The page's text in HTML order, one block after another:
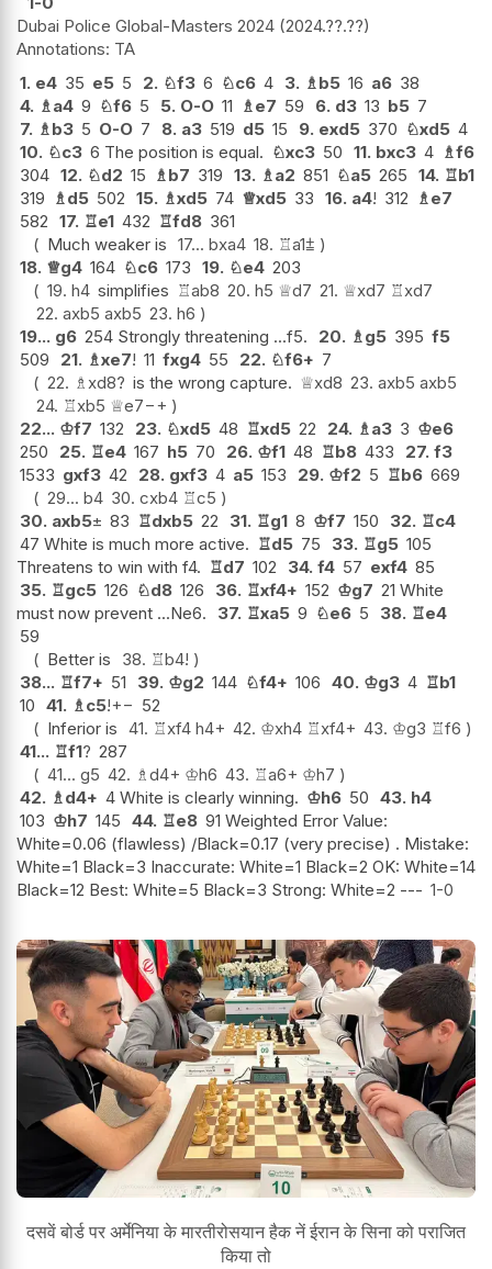
Dubai Police Global-Masters 2024 2024.??.??
TA
1. e4 35 e5 5 2. ♘f3 6 ♘c6 4 3. ♗b5 16 a6 38
4. ♗a4 9 ♘f6 5 5. O-O 11 ♗e7 59 6. d3 13 b5 7
7. ♗b3 5 O-O 7 8. a3 519 d5 15 9. exd5 370 ♘xd5 4
10. ♘c3 6 The position is equal. ♘xc3 50 11. bxc3 4 ♗f6
304 12. ♘d2 15 ♗b7 319 13. ♗a2 851 ♘a5 265 14. ♖b1
319 ♗d5 502 15. ♗xd5 74 ♕xd5 33 16. a4! 312 ♗e7
582 17. ♖e1 432 ♖fd8 361
Much weaker is 17... bxa4 18. ♖a1⩲
18. ♕g4 164 ♘c6 173 19. ♘e4 203
19. h4 simplifies ♖ab8 20. h5 ♕d7 21. ♕xd7 ♖xd7
22. axb5 axb5 23. h6
19... g6 254 Strongly threatening ...f5. 20. ♗g5 395 f5
509
21. ♗xe7! 11 fxg4 55 22. ♘f6+ 7
22. ♗xd8? is the wrong capture. ♕xd8 23. axb5 axb5
24. ♖xb5 ♕e7−+
22... ♔f7 132 23. ♘xd5 48 ♖xd5 22 24. ♗a3 3 ♔e6
250
25. ♖e4 167 h5 70 26. ♔f1 48 ♖b8 433 27. f3
1533 gxf3 42 28. gxf3 4 a5 153 29. ♔f2 5 ♖b6 669
29... b4 30. cxb4 ♖c5
30. axb5± 83 ♖dxb5 22 31. ♖g1 8 ♔f7 150 32. ♖c4
47 White is much more active. ♖d5 75 33. ♖g5 105
Threatens to win with f4. ♖d7 102 34. f4 57 exf4 85
35. ♖gc5 126 ♘d8 126 36. ♖xf4+ 152 ♔g7 21 White
must now prevent ...Ne6.
37. ♖xa5 9 ♘e6 5 38. ♖e4
59
Better is
38. ♖b4!
38... ♖f7+ 51 39. ♔g2 144 ♘f4+ 106 40. ♔g3 4 ♖b1
10 41. ♗c5!+− 52
Inferior is 41. ♖xf4 h4+ 42. ♔xh4 ♖xf4+ 43. ♔g3 ♖f6
41... ♖f1? 287
41... g5 42. ♗d4+ ♔h6 43. ♖a6+ ♔h7
42. ♗d4+ 4 White is clearly winning. ♔h6 50 43. h4
103 ♔h7 145 44. ♖e8 91 Weighted Error Value:
White=0.06 (flawless) /Black=0.17 (very precise) . Mistake:
White=1 Black=3 Inaccurate: White=1 Black=2 OK: White=14
Black=12 Best: White=5 Black=3 Strong: White=2 --- 1-0
दसवें बोर्ड पर अर्मेनिया के मारतीरोसयान हैक नें ईरान के सिना को पराजित
किया तो